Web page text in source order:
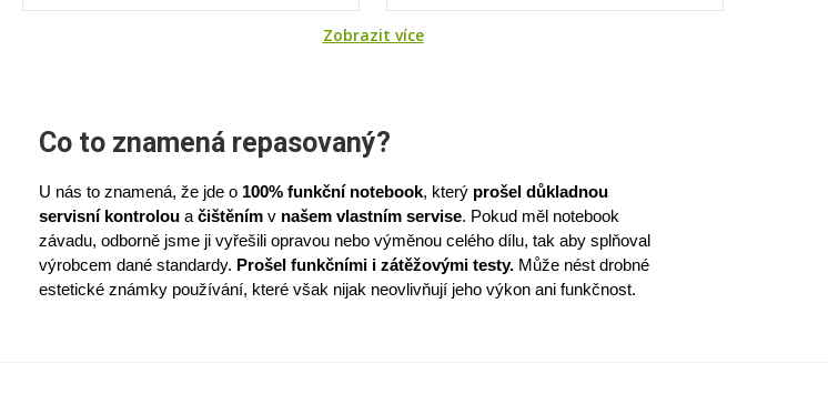
Zobrazit více
Co to znamená repasovaný?
U nás to znamená, že jde o 100% funkční notebook, který prošel důkladnou
servisní kontrolou a čištěním v našem vlastním servise. Pokud měl notebook
závadu, odborně jsme ji vyřešili opravou nebo výměnou celého dílu, tak aby splňoval
výrobcem dané standardy. Prošel funkčními i zátěžovými testy. Může nést drobné
estetické známky používání, které však nijak neovlivňují jeho výkon ani funkčnost.